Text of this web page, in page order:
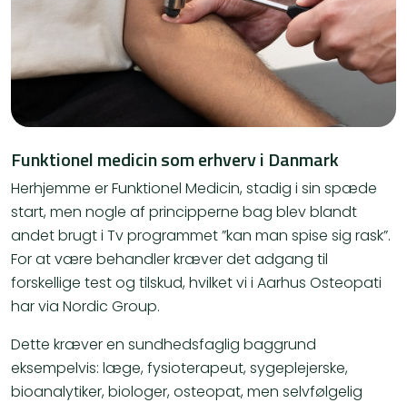
Funktionel medicin som erhverv i Danmark
​​Herhjemme er Funktionel Medicin, stadig i sin spæde
start, men nogle af principperne bag blev blandt
andet brugt i Tv programmet ”kan man spise sig rask”.
For at være behandler kræver det adgang til
forskellige test og tilskud, hvilket vi i Aarhus Osteopati
har via Nordic Group.
​Dette kræver en sundhedsfaglig baggrund
eksempelvis: læge, fysioterapeut, sygeplejerske,
bioanalytiker, biologer, osteopat, men selvfølgelig